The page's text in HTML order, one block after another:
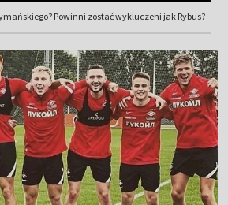
Powinni zostać wykluczeni jak Rybus?